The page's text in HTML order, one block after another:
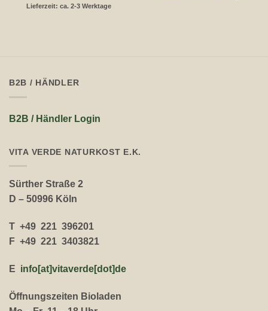
Lieferzeit: ca. 2-3 Werktage
B2B / HÄNDLER
B2B / Händler Login
VITA VERDE NATURKOST E.K.
Sürther Straße 2
D – 50996 Köln
T +49 221 396201
F +49 221 3403821
E info[at]vitaverde[dot]de
Öffnungszeiten Bioladen